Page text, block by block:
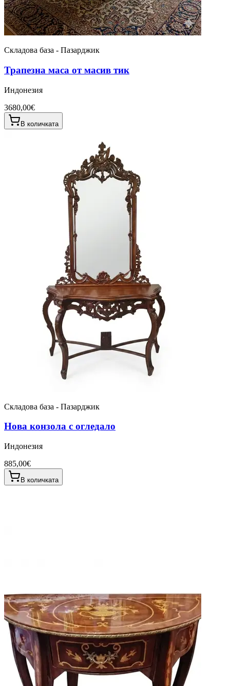
Складова база - Пазарджик
Трапезна маса от масив тик
Индонезия
3680,00€
В количката
Складова база - Пазарджик
Нова конзола с огледало
Индонезия
885,00€
В количката